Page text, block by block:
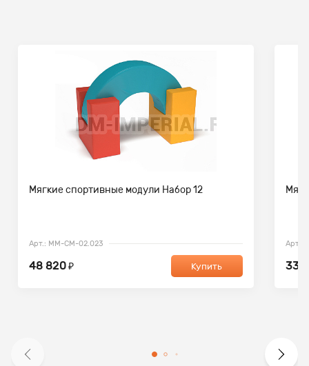
Мягкие спортивные модули Набор 12
Арт.: ММ-СМ-02.023
48 820₽ Купить
Арт.:
33